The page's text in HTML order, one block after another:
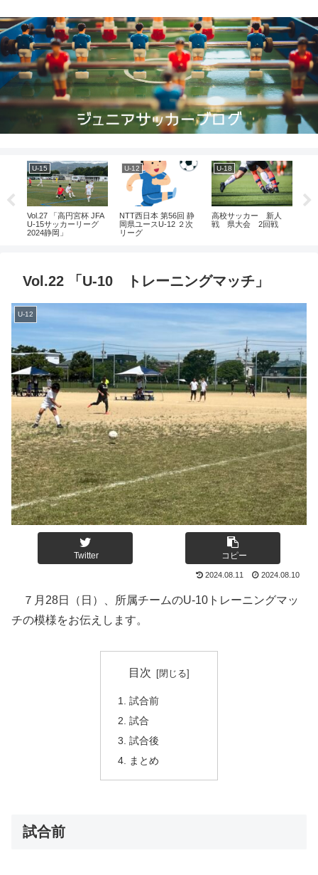
U-15
Vol.27 「高円宮杯 JFA
U-15サッカーリーグ
2024静岡」
U-12
NTT西日本 第56回 静
岡県ユースU-12 ２次
リーグ
U-18
高校サッカー 新人
戦 県大会 2回戦
Vol.22 「U-10 トレーニングマッチ」
U-12
Twitter コピー
2024.08.11 2024.08.10
７月28日（日）、所属チームのU-10トレーニングマッ
チの模様をお伝えします。
目次
試合前
試合
試合後
まとめ
試合前